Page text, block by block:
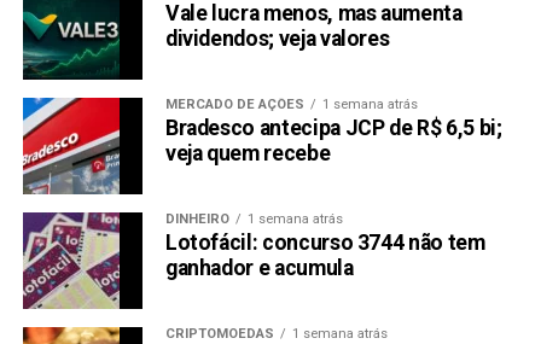
Vale lucra menos, mas aumenta
dividendos; veja valores
MERCADO DE AÇÕES 1 semana atrás
Bradesco antecipa JCP de R$ 6,5 bi;
veja quem recebe
DINHEIRO 1 semana atrás
Lotofácil: concurso 3744 não tem
ganhador e acumula
CRIPTOMOEDAS 1 semana atrás